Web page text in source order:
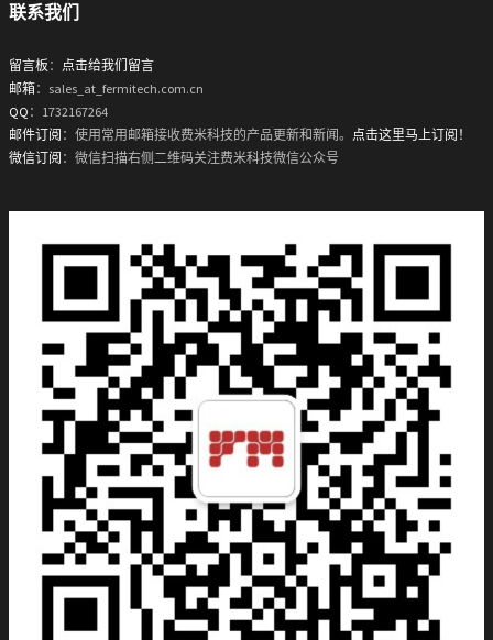
联系我们
留言板 ： 点击给我们留言
邮箱：sales_at_fermitech.com.cn
QQ ：1732167264
邮件订阅 ：使用常用邮箱接收费米科技的产品更新和新闻。 点击这里马上订阅！
微信订阅 ：微信扫描右侧二维码关注费米科技微信公众号